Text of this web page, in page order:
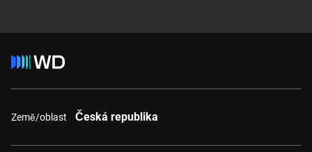
Země/oblast Česká republika